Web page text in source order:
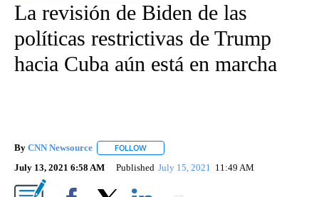
La revisión de Biden de las
políticas restrictivas de Trump
hacia Cuba aún está en marcha
By CNN Newsource FOLLOW
July 13, 2021 6:58 AM Published July 15, 2021 11:49 AM